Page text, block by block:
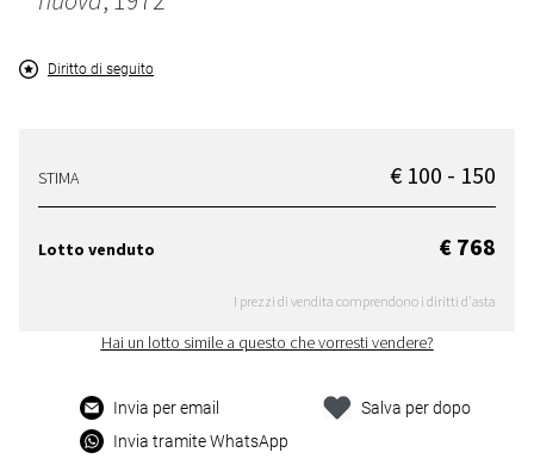
Diritto di seguito
STIMA € 100 - 150
Lotto venduto € 768
I prezzi di vendita comprendono i diritti d'asta
Hai un lotto simile a questo che vorresti vendere?
Invia per email
Invia tramite WhatsApp
Salva per dopo